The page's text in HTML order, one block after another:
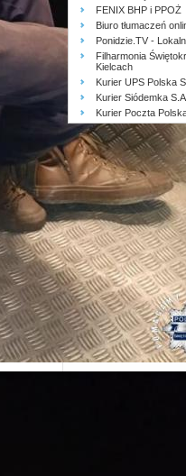
FENIX BHP i PPOŻ
Biuro tłumaczeń
Ponidzie.TV -
Filharmonia
Kielcach
Kurier UPS Polska
Kurier Siódemka S.A.
Kurier Poczta